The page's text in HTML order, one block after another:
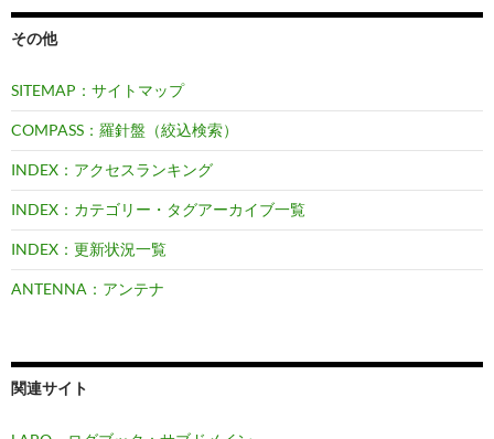
その他
SITEMAP：サイトマップ
COMPASS：羅針盤（絞込検索）
INDEX：アクセスランキング
INDEX：カテゴリー・タグアーカイブ一覧
INDEX：更新状況一覧
ANTENNA：アンテナ
関連サイト